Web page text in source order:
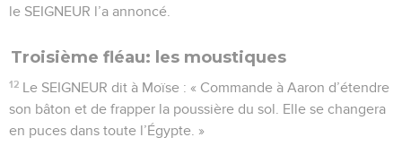
le SEIGNEUR l’a annoncé.
Troisième fléau: les moustiques
12 Le SEIGNEUR dit à Moïse : « Commande à Aaron d’étendre
son bâton et de frapper la poussière du sol. Elle se changera
en puces dans toute l’Égypte. »